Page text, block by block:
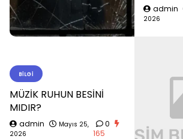
admin
2026
BILGI
MÜZİK RUHUN BESİNİ
MIDIR?
admin
Mayıs 25,
2026
0
165